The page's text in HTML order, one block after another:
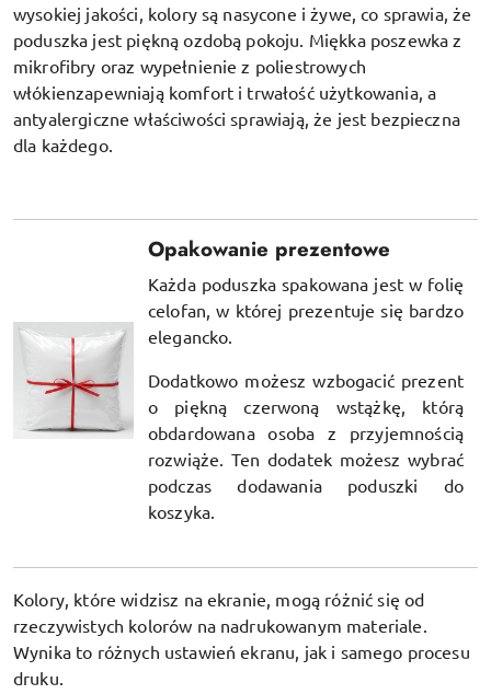
wysokiej jakości, kolory są nasycone i żywe, co sprawia, że
poduszka jest piękną ozdobą pokoju. Miękka poszewka z
mikrofibry oraz wypełnienie z poliestrowych
włókienzapewniają komfort i trwałość użytkowania, a
antyalergiczne właściwości sprawiają, że jest bezpieczna
dla każdego.
Opakowanie prezentowe
Każda poduszka spakowana jest w folię
celofan, w której prezentuje się bardzo
elegancko.
Dodatkowo możesz wzbogacić prezent
o piękną czerwoną wstążkę, którą
obdardowana osoba z przyjemnością
rozwiąże. Ten dodatek możesz wybrać
podczas dodawania poduszki do
koszyka.
Kolory, które widzisz na ekranie, mogą różnić się od
rzeczywistych kolorów na nadrukowanym materiale.
Wynika to różnych ustawień ekranu, jak i samego procesu
druku.